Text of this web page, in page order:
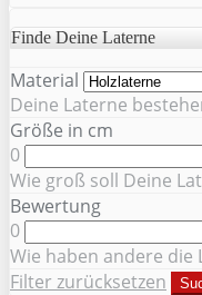
Finde Deine Laterne
Material
Deine Laterne
Größe in cm
0
Wie groß soll Deine
Bewertung
0
Wie haben andere die
Filter zurücksetzen